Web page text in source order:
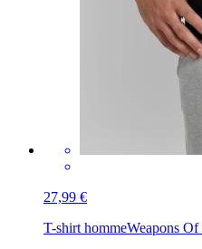
27,99 €
T-shirt hommeWeapons Of